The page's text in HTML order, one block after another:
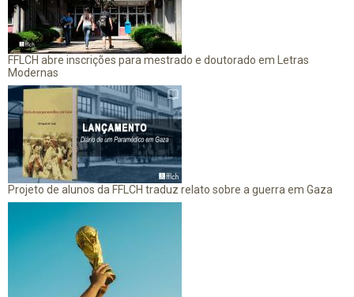
FFLCH abre inscrições para mestrado e doutorado em Letras
Modernas
Projeto de alunos da FFLCH traduz relato sobre a guerra em Gaza